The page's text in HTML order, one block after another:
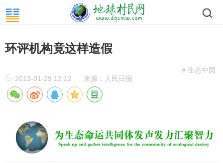
环评机构竟这样造假
# 生态中国
2013-01-29 12:12
来源：人民日报